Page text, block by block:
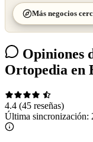
Más negocios
Opiniones
Ortopedia en
4.4 (45 reseñas)
Última sincronización: